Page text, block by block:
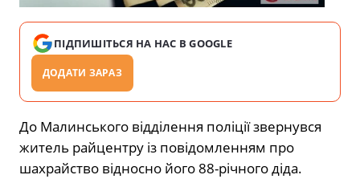
ПІДПИШІТЬСЯ НА НАС В GOOGLE
ДОДАТИ ЗАРАЗ
До Малинського відділення поліції звернувся
житель райцентру із повідомленням про
шахрайство відносно його 88-річного діда.